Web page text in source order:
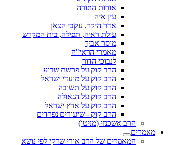
אורות התורה
עין איה
אדר היקר, עקבי הצאן
עולת ראיה, תפילה, בית המקדש
מוסר אביך
מאמרי הראי"ה
לנבוכי הדור
הרב קוק על פרשת שבוע
הרב קוק על מועדי ישראל
הרב קוק על תשובה
הרב קוק על הגאולה
הרב קוק על ארץ ישראל
הרב קוק - שיעורים נפרדים
הרב אשכנזי (מניטו)
מאמרים
המאמרים של הרב אורי שרקי לפי נושא